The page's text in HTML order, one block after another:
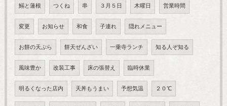
鰯と蓮根 つくね 串 ３月５日 木曜日 営業時間
変更 お知らせ 和食 子連れ 隠れメニュー
お餅の天ぷら 餅天ぜんざい 一乗寺ランチ 知る人ぞ知る
風味豊か 改装工事 床の張替え 臨時休業
明るくなった店内 天丼もうまい 予想気温 ２０℃